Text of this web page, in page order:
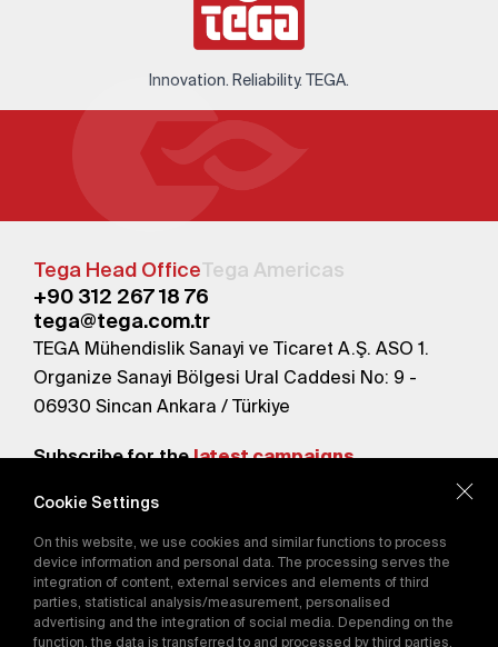
Innovation. Reliability. TEGA.
Tega Head OfficeTega Americas
+90 312 267 18 76
tega@tega.com.tr
TEGA Mühendislik Sanayi ve Ticaret A.Ş. ASO 1.
Organize Sanayi Bölgesi Ural Caddesi No: 9 -
06930 Sincan Ankara / Türkiye
Subscribe for thelatest campaigns.
By subscribing, you agree to our
Privacy Policy
Cookie Settings
On this website, we use cookies and similar functions to process
device information and personal data. The processing serves the
integration of content, external services and elements of third
parties, statistical analysis/measurement, personalised
advertising and the integration of social media. Depending on the
function, the data is transferred to and processed by third parties.